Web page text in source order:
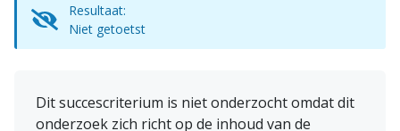
Resultaat:
Niet getoetst
Dit succescriterium is niet onderzocht omdat dit
onderzoek zich richt op de inhoud van de